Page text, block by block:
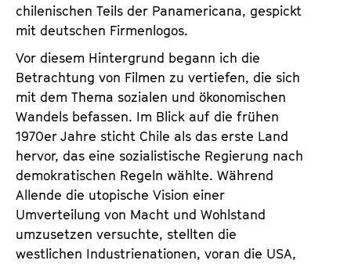
chilenischen Teils der Panamericana, gespickt
mit deutschen Firmenlogos.
Vor diesem Hintergrund begann ich die
Betrachtung von Filmen zu vertiefen, die sich
mit dem Thema sozialen und ökonomischen
Wandels befassen. Im Blick auf die frühen
1970er Jahre sticht Chile als das erste Land
hervor, das eine sozialistische Regierung nach
demokratischen Regeln wählte. Während
Allende die utopische Vision einer
Umverteilung von Macht und Wohlstand
umzusetzen versuchte, stellten die
westlichen Industrienationen, voran die USA,